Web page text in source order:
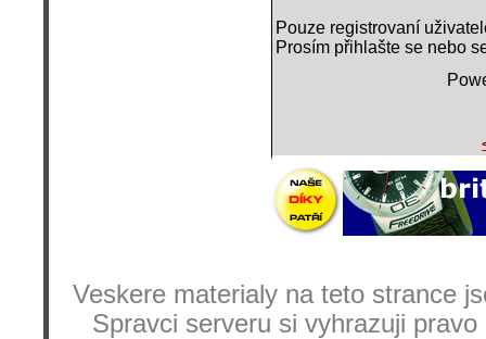
Pouze registrovaní
Prosím přihlašte se nebo
Veskere materialy na teto strance
Spravci serveru si vyhrazuji